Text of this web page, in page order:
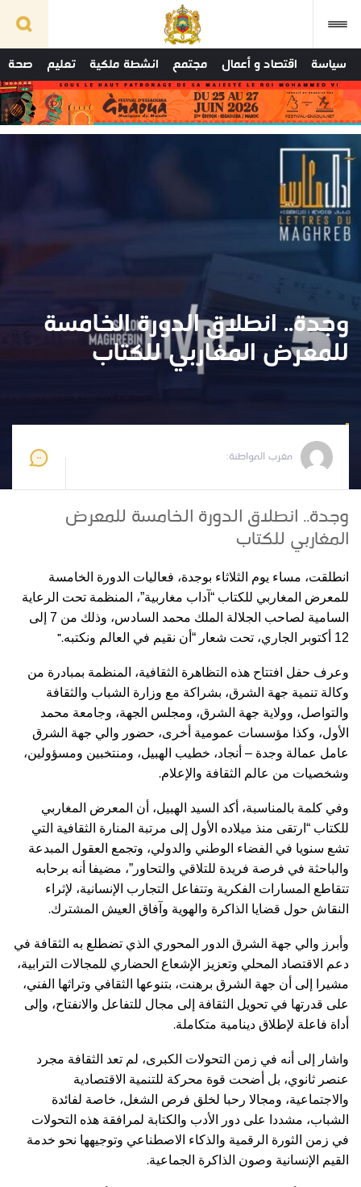
سياسة اقتصاد و أعمال مجتمع انشطة ملكية تعليم صحة
وجدة.. انطلاق الدورة الخامسة
للمعرض المغاربي للكتاب
مغرب المواطنة:
وجدة.. انطلاق الدورة الخامسة للمعرض
المغاربي للكتاب
انطلقت، مساء يوم الثلاثاء بوجدة، فعاليات الدورة الخامسة
للمعرض المغاربي للكتاب “آداب مغاربية”، المنظمة تحت الرعاية
السامية لصاحب الجلالة الملك محمد السادس، وذلك من 7 إلى
12 أكتوبر الجاري، تحت شعار “أن نقيم في العالم ونكتبه
”.
وعرف حفل افتتاح هذه التظاهرة الثقافية، المنظمة بمبادرة من
وكالة تنمية جهة الشرق، بشراكة مع وزارة الشباب والثقافة
والتواصل، وولاية جهة الشرق، ومجلس الجهة، وجامعة محمد
الأول، وكذا مؤسسات عمومية أخرى، حضور والي جهة الشرق
عامل عمالة وجدة – أنجاد، خطيب الهبيل، ومنتخبين ومسؤولين،
وشخصيات من عالم الثقافة والإعلام.
وفي كلمة بالمناسبة، أكد السيد الهبيل، أن المعرض المغاربي
للكتاب “ارتقى منذ ميلاده الأول إلى مرتبة المنارة الثقافية التي
تشع سنويا في الفضاء الوطني والدولي، وتجمع العقول المبدعة
والباحثة في فرصة فريدة للتلاقي والتحاور”، مضيفا أنه برحابه
تتقاطع المسارات الفكرية وتتفاعل التجارب الإنسانية، لإثراء
النقاش حول قضايا الذاكرة والهوية وآفاق العيش المشترك.
وأبرز والي جهة الشرق الدور المحوري الذي تضطلع به الثقافة في
دعم الاقتصاد المحلي وتعزيز الإشعاع الحضاري للمجالات الترابية،
مشيرا إلى أن جهة الشرق برهنت، بتنوعها الثقافي وتراثها الفني،
على قدرتها في تحويل الثقافة إلى مجال للتفاعل والانفتاح، وإلى
أداة فاعلة لإطلاق دينامية متكاملة.
واشار إلى أنه في زمن التحولات الكبرى، لم تعد الثقافة مجرد
عنصر ثانوي، بل أضحت قوة محركة للتنمية الاقتصادية
والاجتماعية، ومجالا رحبا لخلق فرص الشغل، خاصة لفائدة
الشباب، مشددا على دور الأدب والكتابة لمرافقة هذه التحولات
في زمن الثورة الرقمية والذكاء الاصطناعي وتوجيهها نحو خدمة
القيم الإنسانية وصون الذاكرة الجماعية.